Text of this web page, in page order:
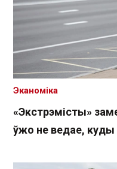
«Экстрэмісты»
ўжо не ведае, куды
Эканоміка